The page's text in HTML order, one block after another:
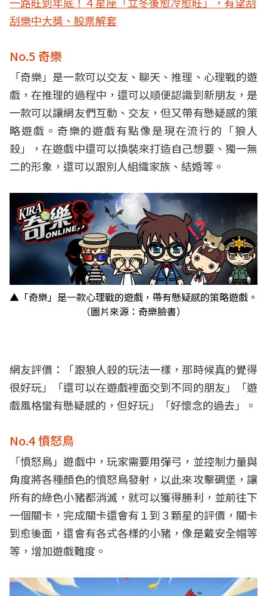
刮樂中大獎、股票解套
No.5 奇樂
「奇樂」是一款可以交友、聊天、推理、心理戰的遊
戲，在推理的過程中，還可以順便認識到新朋友，是
一款可以讓網友們互動、交友，但又帶有懸疑感的策
略遊戲。奇樂的遊戲有點像是現在流行的「狼人
殺」，在遊戲中還可以換裝來打造自己想要、獨一無
二的形象，還可以跟別人組織家族、結婚等。
▲「奇樂」是一款心理戰的遊戲，帶有懸疑感的策略遊戲。
（圖片來源：奇樂臉書）
網友評價：「跟狼人殺的玩法一樣，那時候真的覺得
很好玩」「還可以在遊戲裡面交到不同的朋友」「遊
戲風格蠻有懸疑感的，但好玩」「好懷念的過去」。
No.4 憤怒鳥
「憤怒鳥」遊戲中，玩家需要用彈弓，並控制力量與
角度將各種顏色的憤怒鳥發射，以此來攻擊碉堡，讓
所有的綠色小豬都消滅，就可以獲得勝利，並前往下
一個關卡，完成關卡還會有１到３顆星的評價，關卡
到愈後面，還會有各式各樣的小豬，像是戴安全帽等
等，增加遊戲難度。